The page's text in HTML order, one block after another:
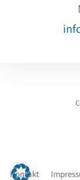
Kontakt